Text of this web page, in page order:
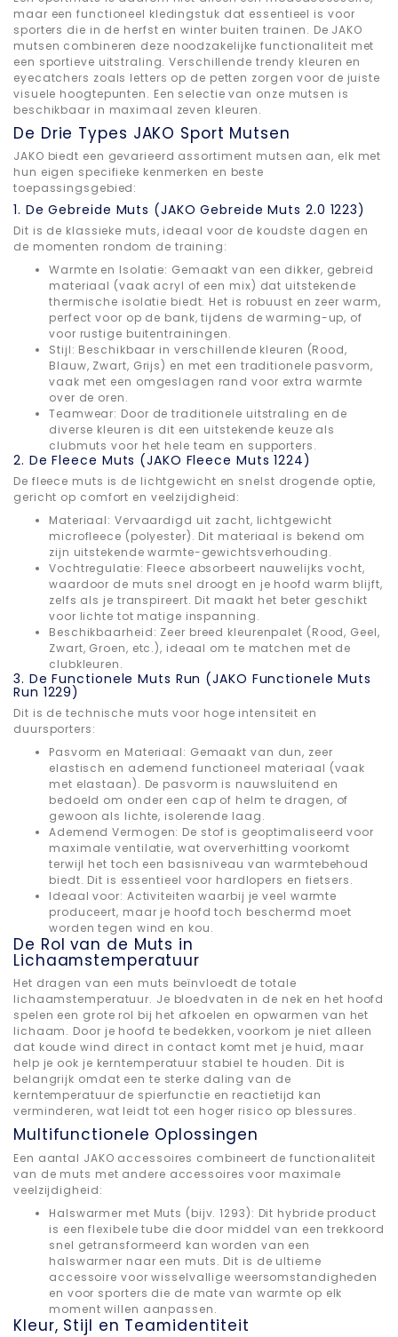
maar een functioneel kledingstuk dat essentieel is voor
sporters die in de herfst en winter buiten trainen. De JAKO
mutsen combineren deze noodzakelijke functionaliteit met
een sportieve uitstraling. Verschillende trendy kleuren en
eyecatchers zoals letters op de petten zorgen voor de juiste
visuele hoogtepunten. Een selectie van onze mutsen is
beschikbaar in maximaal zeven kleuren.
De Drie Types JAKO Sport Mutsen
JAKO biedt een gevarieerd assortiment mutsen aan, elk met
hun eigen specifieke kenmerken en beste
toepassingsgebied:
1. De Gebreide Muts (JAKO Gebreide Muts 2.0 1223)
Dit is de klassieke muts, ideaal voor de koudste dagen en
de momenten rondom de training:
Warmte en Isolatie: Gemaakt van een dikker, gebreid
materiaal (vaak acryl of een mix) dat uitstekende
thermische isolatie biedt. Het is robuust en zeer warm,
perfect voor op de bank, tijdens de warming-up, of
voor rustige buitentrainingen.
Stijl: Beschikbaar in verschillende kleuren (Rood,
Blauw, Zwart, Grijs) en met een traditionele pasvorm,
vaak met een omgeslagen rand voor extra warmte
over de oren.
Teamwear: Door de traditionele uitstraling en de
diverse kleuren is dit een uitstekende keuze als
clubmuts voor het hele team en supporters.
2. De Fleece Muts (JAKO Fleece Muts 1224)
De fleece muts is de lichtgewicht en snelst drogende optie,
gericht op comfort en veelzijdigheid:
Materiaal: Vervaardigd uit zacht, lichtgewicht
microfleece (polyester). Dit materiaal is bekend om
zijn uitstekende warmte-gewichtsverhouding.
Vochtregulatie: Fleece absorbeert nauwelijks vocht,
waardoor de muts snel droogt en je hoofd warm blijft,
zelfs als je transpireert. Dit maakt het beter geschikt
voor lichte tot matige inspanning.
Beschikbaarheid: Zeer breed kleurenpalet (Rood, Geel,
Zwart, Groen, etc.), ideaal om te matchen met de
clubkleuren.
3. De Functionele Muts Run (JAKO Functionele Muts
Run 1229)
Dit is de technische muts voor hoge intensiteit en
duursporters:
Pasvorm en Materiaal: Gemaakt van dun, zeer
elastisch en ademend functioneel materiaal (vaak
met elastaan). De pasvorm is nauwsluitend en
bedoeld om onder een cap of helm te dragen, of
gewoon als lichte, isolerende laag.
Ademend Vermogen: De stof is geoptimaliseerd voor
maximale ventilatie, wat oververhitting voorkomt
terwijl het toch een basisniveau van warmtebehoud
biedt. Dit is essentieel voor hardlopers en fietsers.
Ideaal voor: Activiteiten waarbij je veel warmte
produceert, maar je hoofd toch beschermd moet
worden tegen wind en kou.
De Rol van de Muts in
Lichaamstemperatuur
Het dragen van een muts beïnvloedt de totale
lichaamstemperatuur. Je bloedvaten in de nek en het hoofd
spelen een grote rol bij het afkoelen en opwarmen van het
lichaam. Door je hoofd te bedekken, voorkom je niet alleen
dat koude wind direct in contact komt met je huid, maar
help je ook je kerntemperatuur stabiel te houden. Dit is
belangrijk omdat een te sterke daling van de
kerntemperatuur de spierfunctie en reactietijd kan
verminderen, wat leidt tot een hoger risico op blessures.
Multifunctionele Oplossingen
Een aantal JAKO accessoires combineert de functionaliteit
van de muts met andere accessoires voor maximale
veelzijdigheid:
Halswarmer met Muts (bijv. 1293): Dit hybride product
is een flexibele tube die door middel van een trekkoord
snel getransformeerd kan worden van een
halswarmer naar een muts. Dit is de ultieme
accessoire voor wisselvallige weersomstandigheden
en voor sporters die de mate van warmte op elk
moment willen aanpassen.
Kleur, Stijl en Teamidentiteit